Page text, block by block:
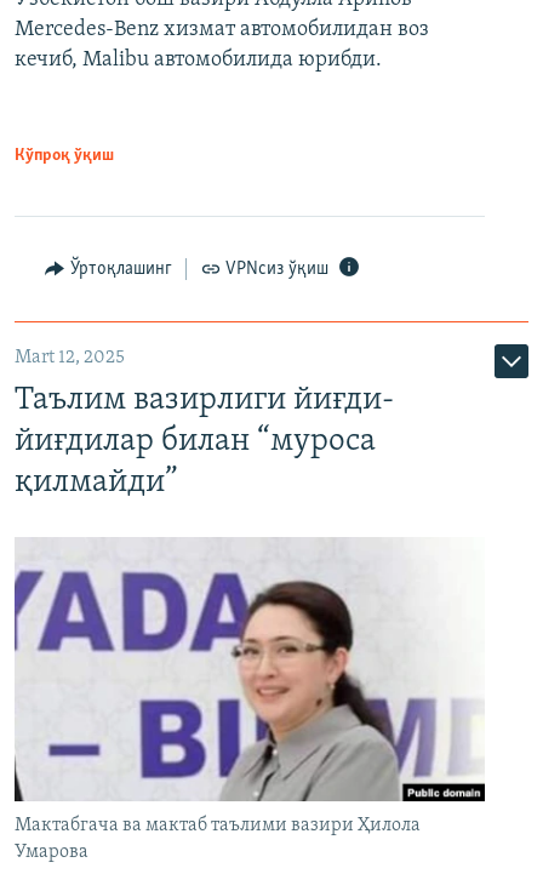
Mercedes-Benz хизмат автомобилидан воз
кечиб, Malibu автомобилида юрибди.
Кўпроқ ўқиш
Ўртоқлашинг VPNсиз ўқиш
Mart 12, 2025
Таълим вазирлиги йиғди-
йиғдилар билан “муроса
қилмайди”
Мактабгача ва мактаб таълими вазири Ҳилола
Умарова